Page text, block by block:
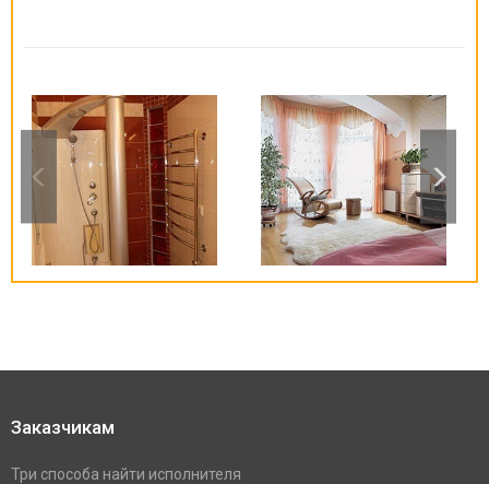
Заказчикам
Три способа найти исполнителя